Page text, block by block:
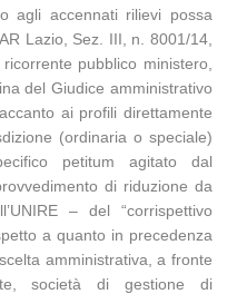
agli accennati rilievi possa
Lazio, Sez. III, n. 8001/14,
pubblico ministero,
del Giudice amministrativo
ai profili direttamente
(ordinaria o speciale)
petitum agitato dal
di riduzione da
– del “corrispettivo
a quanto in precedenza
amministrativa, a fronte
società di gestione di